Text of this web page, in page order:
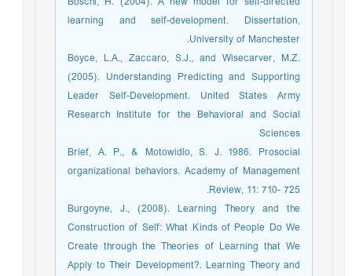
learning and self-development. Dissertation,
University of Manchester.
Boyce, L.A., Zaccaro, S.J., and Wisecarver, M.Z.
(2005). Understanding Predicting and Supporting
Leader Self-Development. United States Army
Research Institute for the Behavioral and Social
Sciences
Brief, A. P., & Motowidlo, S. J. 1986. Prosocial
organizational behaviors. Academy of Management
Review, 11: 710- 725.
Burgoyne, J., (2008). Learning Theory and the
Construction of Self: What Kinds of People Do We
Create through the Theories of Learning that We
Apply to Their Development?. Learning Theory and